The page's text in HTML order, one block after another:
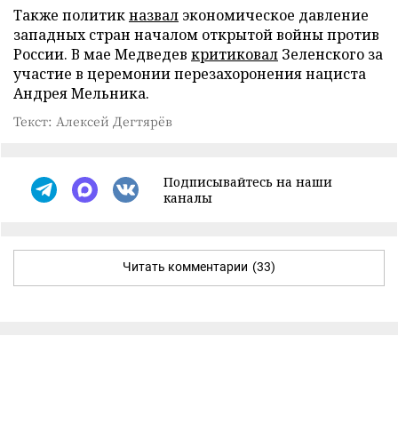
Также политикназвал экономическое давление
западных стран началом открытой войны против
России. В мае Медведев критиковал Зеленского за
участие в церемонии перезахоронения нациста
Андрея Мельника.
Текст: Алексей Дегтярёв
Подписывайтесь на наши
каналы
Читать комментарии (33)